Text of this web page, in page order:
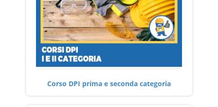
Corso DPI prima e seconda categoria